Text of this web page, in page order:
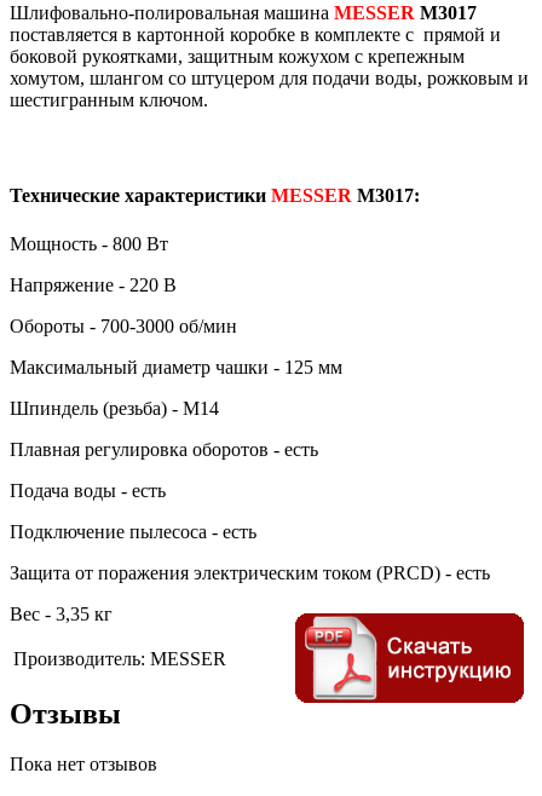
Шлифовально-полировальная машина MESSER M3017
поставляется в картонной коробке в комплекте с прямой и
боковой рукоятками, защитным кожухом с крепежным
хомутом, шлангом со штуцером для подачи воды, рожковым и
шестигранным ключом.
Технические характеристики MESSER M3017:
Мощность - 800 Вт
Напряжение - 220 В
Обороты - 700-3000 об/мин
Максимальный диаметр чашки - 125 мм
Шпиндель (резьба) - М14
Плавная регулировка оборотов - есть
Подача воды - есть
Подключение пылесоса - есть
Защита от поражения электрическим током (PRCD) - есть
Вес - 3,35 кг
Производитель: MESSER
Отзывы
Пока нет отзывов